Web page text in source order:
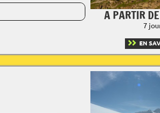
A PARTIR
7
EN